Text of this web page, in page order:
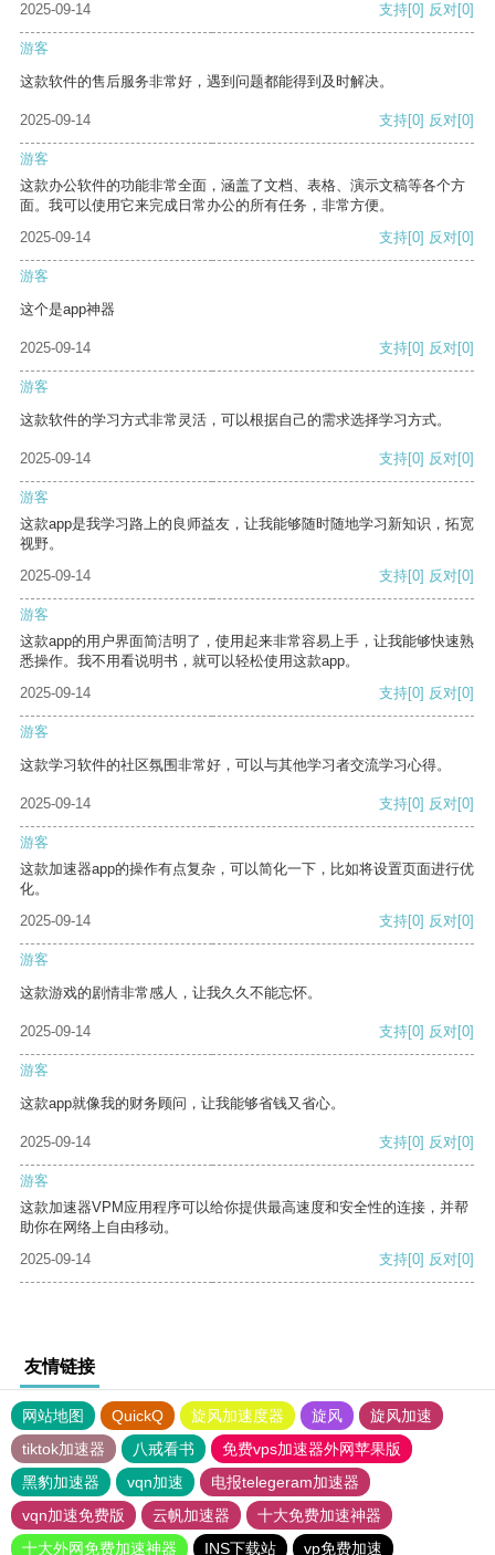
2025-09-14 支持[0] 反对[0]
游客
这款软件的售后服务非常好，遇到问题都能得到及时解决。
2025-09-14 支持[0] 反对[0]
游客
这款办公软件的功能非常全面，涵盖了文档、表格、演示文稿等各个方
面。我可以使用它来完成日常办公的所有任务，非常方便。
2025-09-14
支持[0] 反对[0]
游客
这个是app神器
2025-09-14 支持[0] 反对[0]
游客
这款软件的学习方式非常灵活，可以根据自己的需求选择学习方式。
2025-09-14 支持[0] 反对[0]
游客
这款app是我学习路上的良师益友，让我能够随时随地学习新知识，拓宽
视野。
2025-09-14
支持[0] 反对[0]
游客
这款app的用户界面简洁明了，使用起来非常容易上手，让我能够快速熟
悉操作。我不用看说明书，就可以轻松使用这款app。
2025-09-14
支持[0] 反对[0]
游客
这款学习软件的社区氛围非常好，可以与其他学习者交流学习心得。
2025-09-14 支持[0] 反对[0]
游客
这款加速器app的操作有点复杂，可以简化一下，比如将设置页面进行优
化。
2025-09-14
支持[0] 反对[0]
游客
这款游戏的剧情非常感人，让我久久不能忘怀。
2025-09-14 支持[0] 反对[0]
游客
这款app就像我的财务顾问，让我能够省钱又省心。
2025-09-14 支持[0] 反对[0]
游客
这款加速器VPM应用程序可以给你提供最高速度和安全性的连接，并帮
助你在网络上自由移动。
2025-09-14
支持[0] 反对[0]
友情链接
网站地图 QuickQ 旋风加速度器 旋风
旋风加速
tiktok加速器
八戒看书
免费vps加速器外网苹果版
黑豹加速器
vqn加速
电报telegeram加速器
vqn加速免费版
云帆加速器
十大免费加速神器
十大外网免费加速神器
INS下载站 vp免费加速